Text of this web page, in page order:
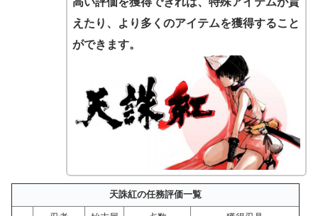
えたり、より多くのアイテムを獲得すること
ができます。
天誅紅の任務評価一覧